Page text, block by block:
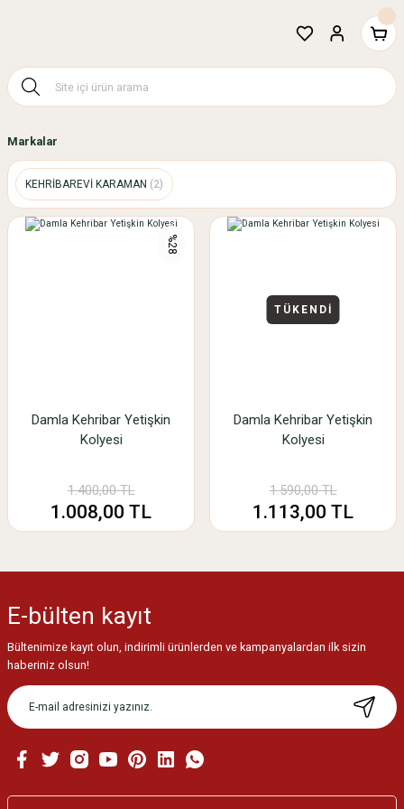
Markalar
KEHRİBAREVİ KARAMAN (2)
%28
Damla Kehribar Yetişkin
Kolyesi
1.400,00 TL
1.008,00 TL
TÜKENDİ
Damla Kehribar Yetişkin
Kolyesi
1.590,00 TL
1.113,00 TL
E-bülten kayıt
Bültenimize kayıt olun, indirimli ürünlerden ve kampanyalardan ilk sizin
haberiniz olsun!